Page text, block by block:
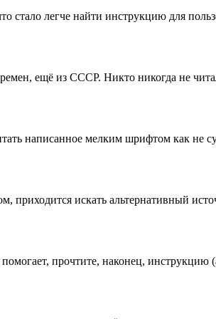
стало легче найти инструкцию для
ещё из СССР. Никто никогда не
написанное мелким шрифтом как не
приходится искать альтернативный
прочтите, наконец, инструкцию